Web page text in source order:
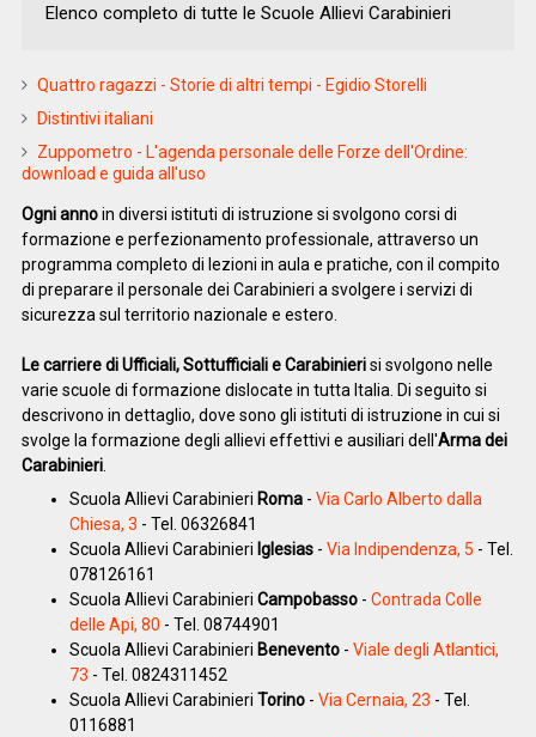
Elenco completo di tutte le Scuole Allievi Carabinieri
Quattro ragazzi - Storie di altri tempi - Egidio Storelli
Distintivi italiani
Zuppometro - L'agenda personale delle Forze dell'Ordine:
download e guida all'uso
Ogni annoin diversi istituti di istruzione si svolgono corsi di
formazione e perfezionamento professionale, attraverso un
programma completo di lezioni in aula e pratiche, con il compito
di preparare il personale dei Carabinieri a svolgere i servizi di
sicurezza sul territorio nazionale e estero.
Le carriere di Ufficiali, Sottufficiali e Carabinierisi svolgono nelle
varie scuole di formazione dislocate in tutta Italia. Di seguito si
descrivono in dettaglio, dove sono gli istituti di istruzione in cui si
svolge la formazione degli allievi effettivi e ausiliari dell'Arma dei
Carabinieri.
Scuola Allievi Carabinieri Roma- Via Carlo Alberto dalla
Chiesa, 3 - Tel. 06326841
Scuola Allievi Carabinieri Iglesias- Via Indipendenza, 5 - Tel.
078126161
Scuola Allievi Carabinieri Campobasso- Contrada Colle
delle Api, 80 - Tel. 08744901
Scuola Allievi Carabinieri Benevento- Viale degli Atlantici,
73 - Tel. 0824311452
Scuola Allievi Carabinieri Torino- Via Cernaia, 23 - Tel.
0116881